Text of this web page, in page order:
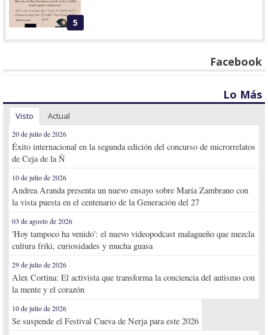
5
Facebook
Lo Más
Visto Actual
20 de julio de 2026
Éxito internacional en la segunda edición del concurso de microrrelatos
de Ceja de la Ñ
10 de julio de 2026
Andrea Aranda presenta un nuevo ensayo sobre María Zambrano con
la vista puesta en el centenario de la Generación del 27
03 de agosto de 2026
'Hoy tampoco ha venido': el nuevo videopodcast malagueño que mezcla
cultura friki, curiosidades y mucha guasa
29 de julio de 2026
Alex Cortina: El activista que transforma la conciencia del autismo con
la mente y el corazón
10 de julio de 2026
Se suspende el Festival Cueva de Nerja para este 2026